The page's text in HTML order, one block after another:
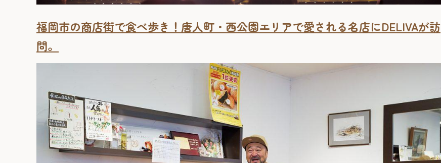
福岡市の商店街で食べ歩き！唐人町・西公園エリアで愛される名店にDELIVAが訪
問。